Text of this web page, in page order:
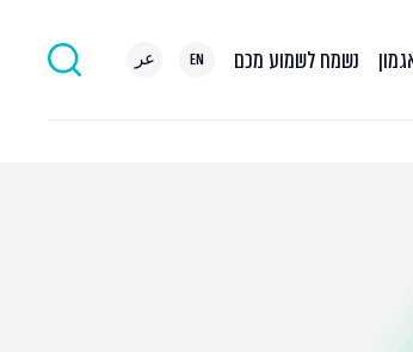
נשמח לשמוע מכם EN عر